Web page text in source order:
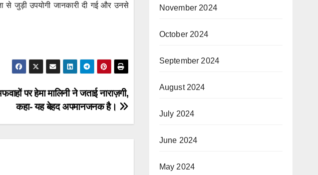
से जुड़ी उपयोगी जानकारी दी गई और उनसे
पर हेमा मालिनी ने जताई नाराज़गी,
कहा- यह बेहद अपमानजनक है।
November 2024
October 2024
September 2024
August 2024
July 2024
June 2024
May 2024